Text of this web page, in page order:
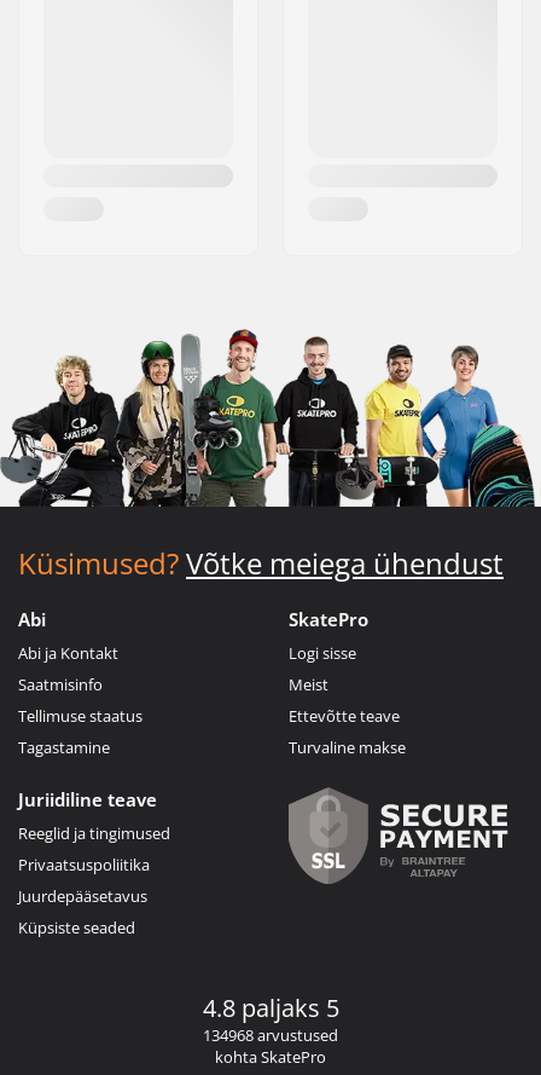
Küsimused?Võtke meiega ühendust
Abi
Abi ja Kontakt
Saatmisinfo
Tellimuse staatus
Tagastamine
SkatePro
Logi sisse
Meist
Ettevõtte teave
Turvaline makse
Juriidiline teave
Reeglid ja tingimused
Privaatsuspoliitika
Juurdepääsetavus
Küpsiste seaded
4.8 paljaks 5
134968 arvustused
kohta SkatePro